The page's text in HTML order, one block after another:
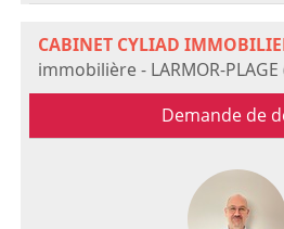
CABINET CYLIAD
immobilière - LARMOR-PLAGE
Demande de